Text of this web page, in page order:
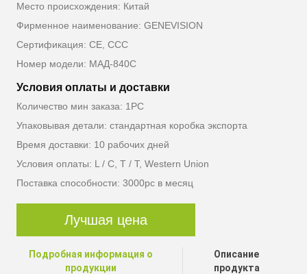
Место происхождения: Китай
Фирменное наименование: GENEVISION
Сертификация: CE, CCC
Номер модели: МАД-840С
Условия оплаты и доставки
Количество мин заказа: 1PC
Упаковывая детали: стандартная коробка экспорта
Время доставки: 10 рабочих дней
Условия оплаты: L / C, T / T, Western Union
Поставка способности: 3000pc в месяц
Лучшая цена
Подробная информация о
продукции
Описание
продукта